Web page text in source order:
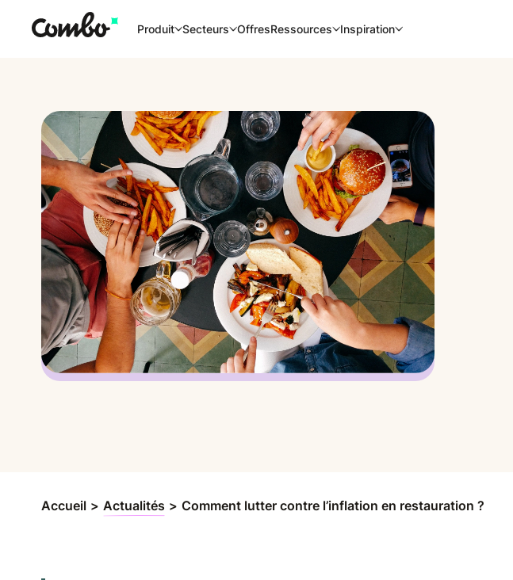
Produit Secteurs OffresRessources Inspiration
Accueil > Actualités > Comment lutter contre l’inflation en restauration ?